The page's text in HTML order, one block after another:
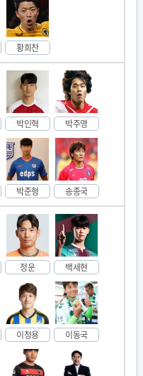
황희찬
박인혁 박주영
박준형 송종국
정운 백세현
이청용 이동국